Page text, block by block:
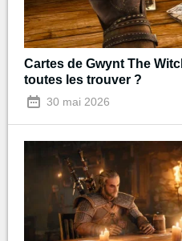
Cartes de Gwynt The
toutes les trouver ?
30 mai 2026